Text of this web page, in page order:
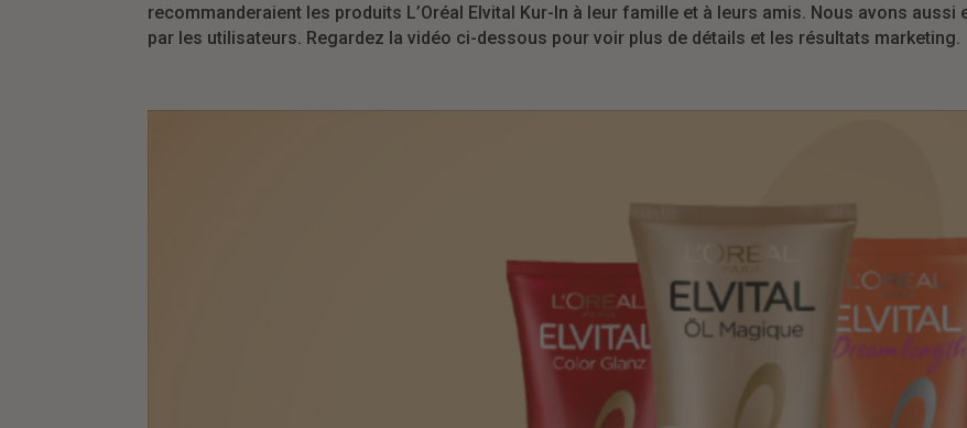
recommanderaient les produits L’Oréal Elvital Kur-In à leur famille et à leurs amis. Nous avons
par les utilisateurs. Regardez la vidéo ci-dessous pour voir plus de détails et les résultats marketing.